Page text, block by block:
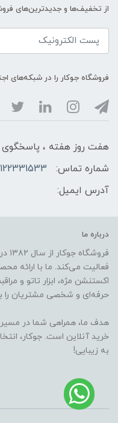
از تخفیف‌ها و جدیدترین‌های
فروشگاه جوکار را در شبکه‌های
هفت روز هفته ،
شماره تماس:
آدرس ایمیل:
درباره ما
فعالیت می‌کند. ما با ارائه
اکستنشن مژه، ابزار تاتو و
حرفه‌ای و شخصی مشتریان را
هدف ما، همراهی شما در مسیر
خرید آنلاین است. جوکار،
به زیبایی!